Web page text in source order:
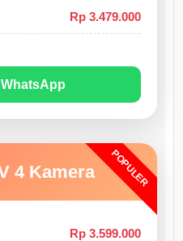
Rp 3.479.000
POPULER
4 Kamera
Rp 3.599.000